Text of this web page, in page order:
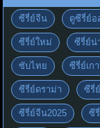
ซีรี่ย์จีน ดูซีรี่ย์อ
ซีรี่ย์ใหม่ ซีรี่ย์น่
ซับไทย ซีรี่ย์เก
ซีรี่ย์ดราม่า ซีรี่
ซีรี่ย์จีน2025 ซี